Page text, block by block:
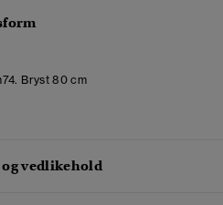
Bryst 80 cm
vedlikehold